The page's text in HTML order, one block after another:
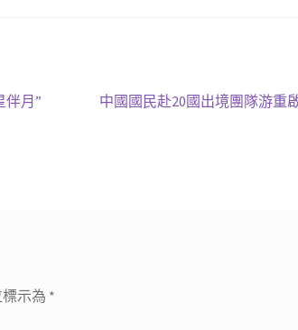
伴月”
下
中國國民赴20國出境團隊游重
示為 *